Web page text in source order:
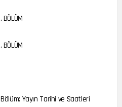
BÖLÜM
BÖLÜM
Yayın Tarihi ve Saatleri